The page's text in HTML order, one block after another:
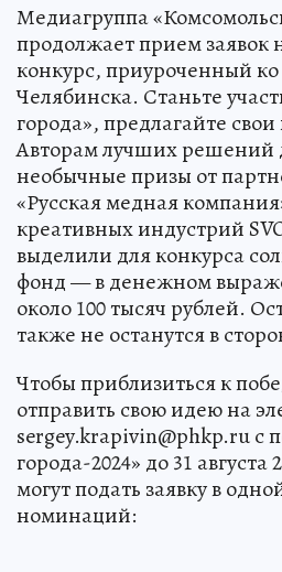
Медиагруппа
продолжает прием заявок
конкурс, приуроченный
Челябинска. Станьте
города», предлагайте
Авторам лучших решений
необычные призы от
«Русская медная
креативных индустрий
выделили для конкурса
фонд — в денежном
около 100 тысяч рублей.
также не останутся в
Чтобы приблизиться к
отправить свою идею на
sergey.krapivin@phkp.ru с
города-2024» до 31
могут подать заявку в
номинаций: